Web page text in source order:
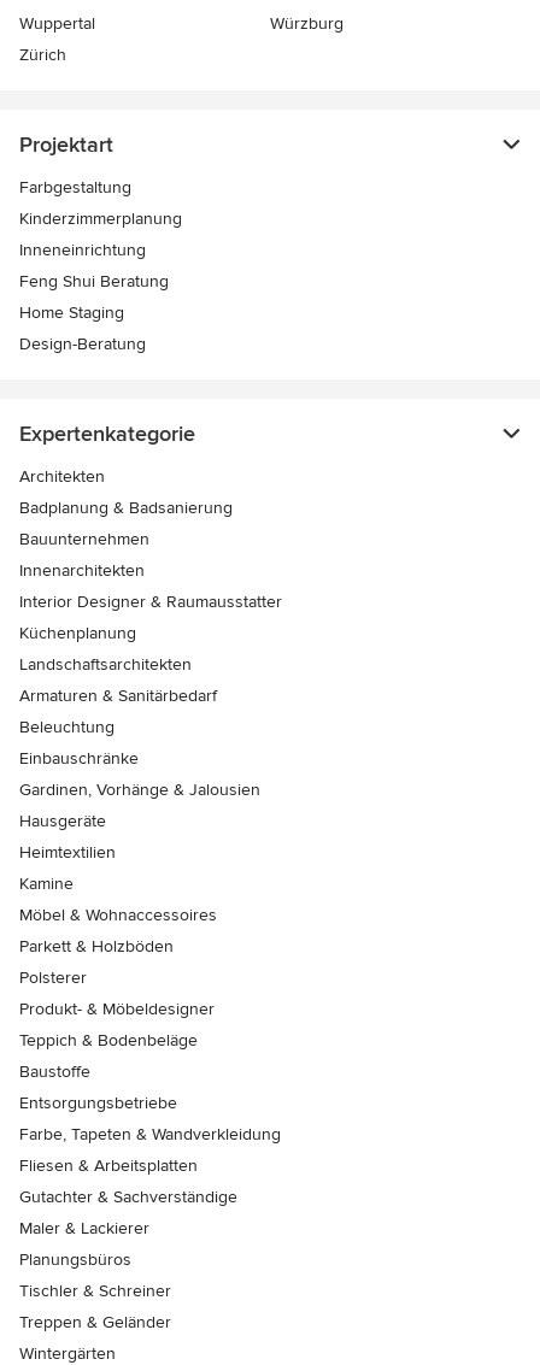
Wuppertal
Würzburg
Zürich
Projektart
Farbgestaltung
Kinderzimmerplanung
Inneneinrichtung
Feng Shui Beratung
Home Staging
Design-Beratung
Expertenkategorie
Architekten
Badplanung & Badsanierung
Bauunternehmen
Innenarchitekten
Interior Designer & Raumausstatter
Küchenplanung
Landschaftsarchitekten
Armaturen & Sanitärbedarf
Beleuchtung
Einbauschränke
Gardinen, Vorhänge & Jalousien
Hausgeräte
Heimtextilien
Kamine
Möbel & Wohnaccessoires
Parkett & Holzböden
Polsterer
Produkt- & Möbeldesigner
Teppich & Bodenbeläge
Baustoffe
Entsorgungsbetriebe
Farbe, Tapeten & Wandverkleidung
Fliesen & Arbeitsplatten
Gutachter & Sachverständige
Maler & Lackierer
Planungsbüros
Tischler & Schreiner
Treppen & Geländer
Wintergärten